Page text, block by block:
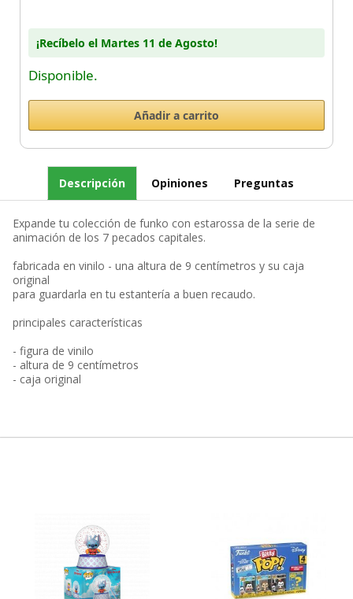
¡Recíbelo el Martes 11 de Agosto!
Disponible.
Descripción Opiniones Preguntas
Expande tu colección de funko con estarossa de la serie de
animación de los 7 pecados capitales.
fabricada en vinilo - una altura de 9 centímetros y su caja
original
para guardarla en tu estantería a buen recaudo.
principales características
- figura de vinilo
- altura de 9 centímetros
- caja original